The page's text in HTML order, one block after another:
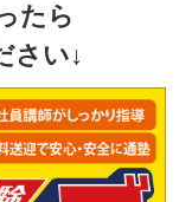
たら
さい↓